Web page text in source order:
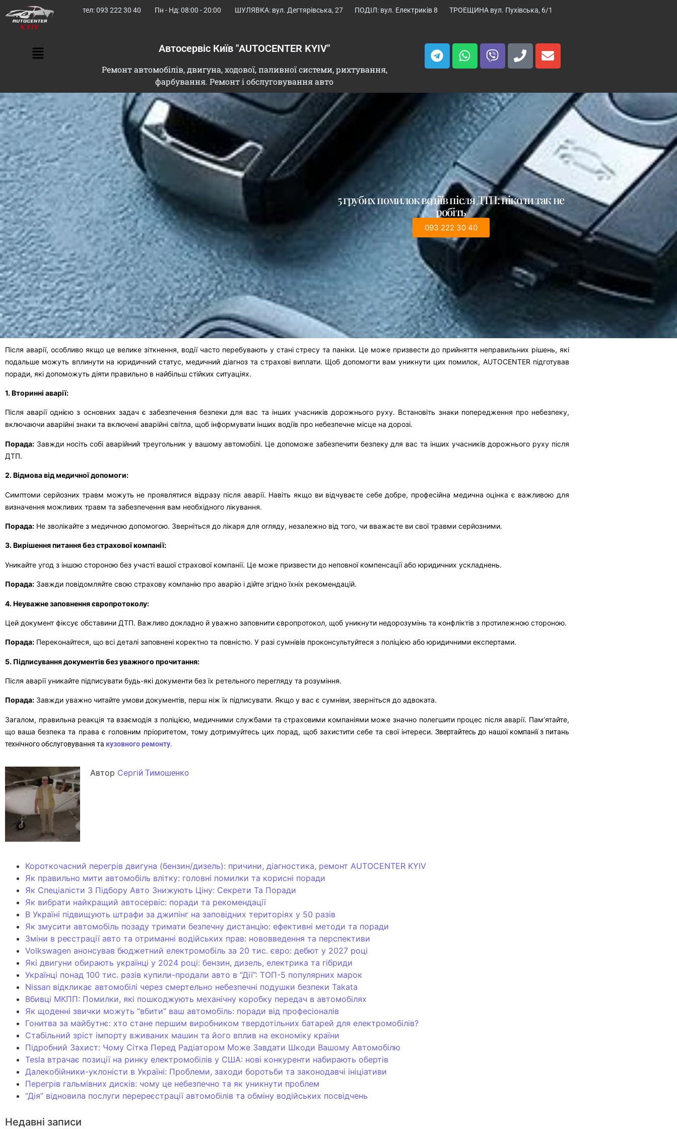
тел: 093 222 30 40 Пн - Нд: 08:00 - 20:00 ШУЛЯВКА: вул. Дегтярівська, 27 ПОДІЛ: вул. Електриків 8 ТРОЕЩИНА вул. Пухівська, 6/1
Автосервіс Київ "AUTOCENTER KYIV"
Ремонт автомобілів, двигуна, ходової, паливної системи, рихтування,
фарбування. Ремонт і обслуговування авто
5 грубих помилок водіїв після ДТП: ніколи так не
робіть
093 222 30 40
Після аварії, особливо якщо це велике зіткнення, водії часто перебувають у стані стресу та паніки. Це може призвести до прийняття неправильних рішень, які
подальше можуть вплинути на юридичний статус, медичний діагноз та страхові виплати. Щоб допомогти вам уникнути цих помилок, AUTOCENTER підготував
поради, які допоможуть діяти правильно в найбільш стійких ситуаціях.
1. Вторинні аварії:
Після аварії однією з основних задач є забезпечення безпеки для вас та інших учасників дорожнього руху. Встановіть знаки попередження про небезпеку,
включаючи аварійні знаки та включені аварійні світла, щоб інформувати інших водіїв про небезпечне місце на дорозі.
Порада: Завжди носіть собі аварійний треугольник у вашому автомобілі. Це допоможе забезпечити безпеку для вас та інших учасників дорожнього руху після
ДТП.
2. Відмова від медичної допомоги:
Симптоми серйозних травм можуть не проявлятися відразу після аварії. Навіть якщо ви відчуваєте себе добре, професійна медична оцінка є важливою для
визначення можливих травм та забезпечення вам необхідного лікування.
Порада: Не зволікайте з медичною допомогою. Зверніться до лікаря для огляду, незалежно від того, чи вважаєте ви свої травми серйозними.
3. Вирішення питання без страхової компанії:
Уникайте угод з іншою стороною без участі вашої страхової компанії. Це може призвести до неповної компенсації або юридичних ускладнень.
Порада: Завжди повідомляйте свою страхову компанію про аварію і дійте згідно їхніх рекомендацій.
4. Неуважне заповнення європротоколу:
Цей документ фіксує обставини ДТП. Важливо докладно й уважно заповнити європротокол, щоб уникнути недорозумінь та конфліктів з протилежною стороною.
Порада: Переконайтеся, що всі деталі заповнені коректно та повністю. У разі сумнівів проконсультуйтеся з поліцією або юридичними експертами.
5. Підписування документів без уважного прочитання:
Після аварії уникайте підписувати будь-які документи без їх ретельного перегляду та розуміння.
Порада: Завжди уважно читайте умови документів, перш ніж їх підписувати. Якщо у вас є сумніви, зверніться до адвоката.
Загалом, правильна реакція та взаємодія з поліцією, медичними службами та страховими компаніями може значно полегшити процес після аварії. Пам’ятайте,
що ваша безпека та права є головним пріоритетом, тому дотримуйтесь цих порад, щоб захистити себе та свої інтереси.Звертайтесь до нашої компанії з питань
технічного обслуговування та кузовного ремонту.
Автор Сергій Тимошенко
Короткочасний перегрів двигуна (бензин/дизель): причини, діагностика, ремонт AUTOCENTER KYIV
Як правильно мити автомобіль влітку: головні помилки та корисні поради
Як Спеціалісти З Підбору Авто Знижують Ціну: Секрети Та Поради
Як вибрати найкращий автосервіс: поради та рекомендації
В Україні підвищують штрафи за джипінг на заповідних територіях у 50 разів
Як змусити автомобіль позаду тримати безпечну дистанцію: ефективні методи та поради
Зміни в реєстрації авто та отриманні водійських прав: нововведення та перспективи
Volkswagen анонсував бюджетний електромобіль за 20 тис. євро: дебют у 2027 році
Які двигуни обирають українці у 2024 році: бензин, дизель, електрика та гібриди
Українці понад 100 тис. разів купили-продали авто в “Дії”: ТОП-5 популярних марок
Nissan відкликає автомобілі через смертельно небезпечні подушки безпеки Takata
Вбивці МКПП: Помилки, які пошкоджують механічну коробку передач в автомобілях
Як щоденні звички можуть “вбити” ваш автомобіль: поради від професіоналів
Гонитва за майбутнє: хто стане першим виробником твердотільних батарей для електромобілів?
Стабільний зріст імпорту вживаних машин та його вплив на економіку країни
Підробний Захист: Чому Сітка Перед Радіатором Може Завдати Шкоди Вашому Автомобілю
Tesla втрачає позиції на ринку електромобілів у США: нові конкуренти набирають обертів
Далекобійники-уклоністи в Україні: Проблеми, заходи боротьби та законодавчі ініціативи
Перегрів гальмівних дисків: чому це небезпечно та як уникнути проблем
“Дія” відновила послуги перереєстрації автомобілів та обміну водійських посвідчень
Недавні записи